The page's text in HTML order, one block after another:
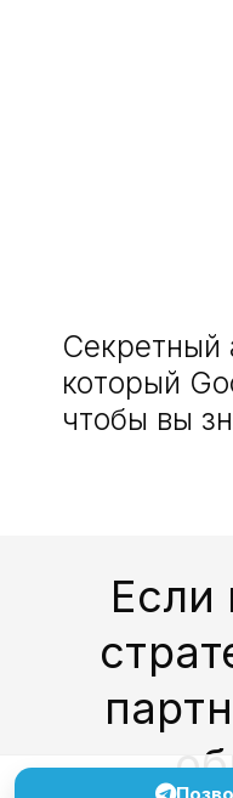
Секретный
который
чтобы вы
Если